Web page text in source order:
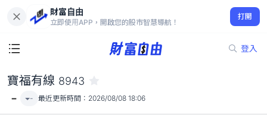
財富自由
立即使用APP，開啟您的股市智慧導航！
打開
登入
-
寶福有線 8943
- - 最近更新時間： 2026/08/08 18:06